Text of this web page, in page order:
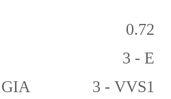
0.72
3 - E
3 - VVS1